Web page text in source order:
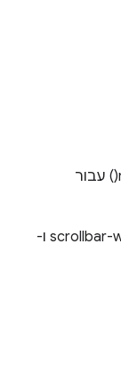
השיטה requestVideoFrameCallback() עבור
עיצוב של סרגל גלילה באמצעות scrollbar-width ו-